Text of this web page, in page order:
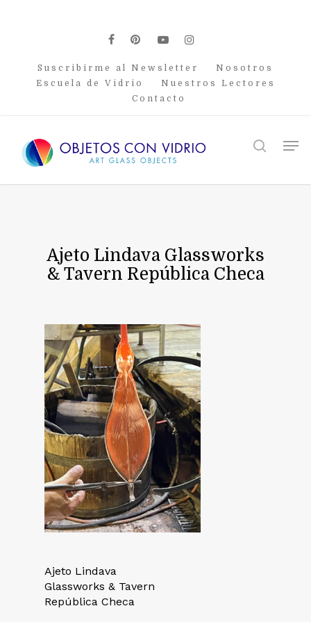
facebook
pinterest
youtubeinstagram
Suscribirme al Newsletter
Nosotros
Escuela de Vidrio
Nuestros Lectores
Contacto
search
Ajeto Lindava Glassworks
& Tavern República Checa
Ajeto Lindava
Glassworks & Tavern
República Checa